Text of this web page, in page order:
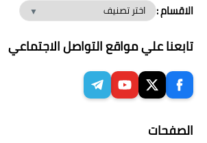
الاقسام :
تابعنا علي مواقع التواصل الاجتماعي
الصفحات